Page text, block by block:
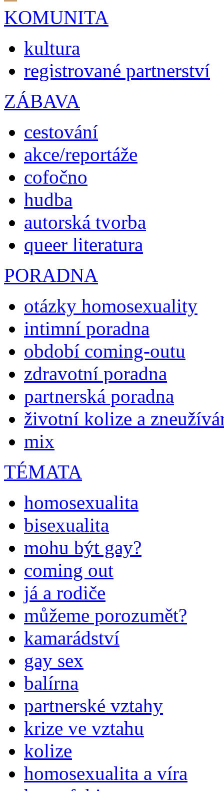
KOMUNITA
kultura
registrované partnerství
ZÁBAVA
cestování
akce/reportáže
cofočno
hudba
autorská tvorba
queer literatura
PORADNA
otázky homosexuality
intimní poradna
období coming-outu
zdravotní poradna
partnerská poradna
životní kolize a
mix
TÉMATA
homosexualita
bisexualita
mohu být gay?
coming out
já a rodiče
můžeme porozumět?
kamarádství
gay sex
balírna
partnerské vztahy
krize ve vztahu
kolize
homosexualita a víra